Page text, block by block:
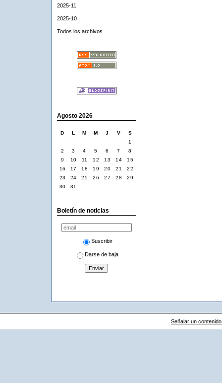
2025-11
2025-10
Todos los archivos
Agosto 2026
D L M M J V
S
1
2
3 4 5 6 7
8
9
10 11 12 13 14
15
16
17 18 19 20 21
22
23
24 25 26 27 28
29
30
31
Boletín de noticias
Suscribir
Darse de baja
Señalar un